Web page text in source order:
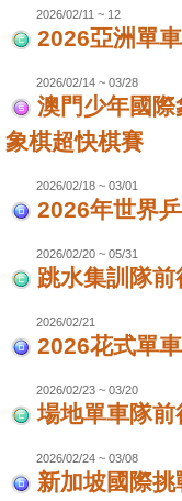
2026/02/11 ~ 12
2026亞洲單
2026/02/14 ~ 03/28
澳門少年國
象棋超快棋賽
2026/02/18 ~ 03/01
2026年世界
2026/02/20 ~ 05/31
跳水集訓隊
2026/02/21
2026花式單
2026/02/23 ~ 03/20
場地單車隊
2026/02/24 ~ 03/08
新加坡國際